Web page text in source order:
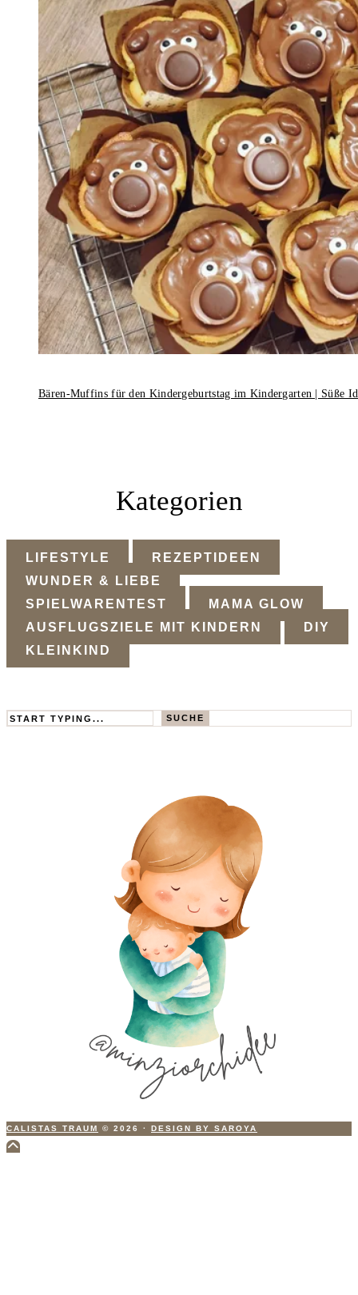
Bären-Muffins für den Kindergeburtstag im Kindergarten | Süße
Kategorien
LIFESTYLE
REZEPTIDEEN
WUNDER & LIEBE
SPIELWARENTEST
MAMA GLOW
AUSFLUGSZIELE MIT KINDERN
DIY
KLEINKIND
Search SUCHE
CALISTAS TRAUM © 2026 · DESIGN BY SAROYA
Scroll